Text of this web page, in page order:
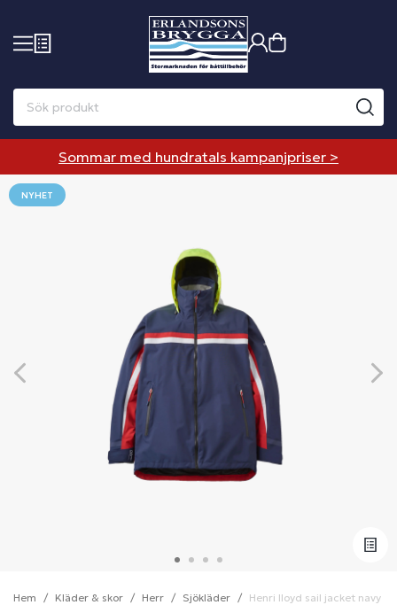
Sommar med hundratals kampanjpriser >
NYHET
Hem Kläder & skor Herr Sjökläder Henri lloyd sail jacket navy